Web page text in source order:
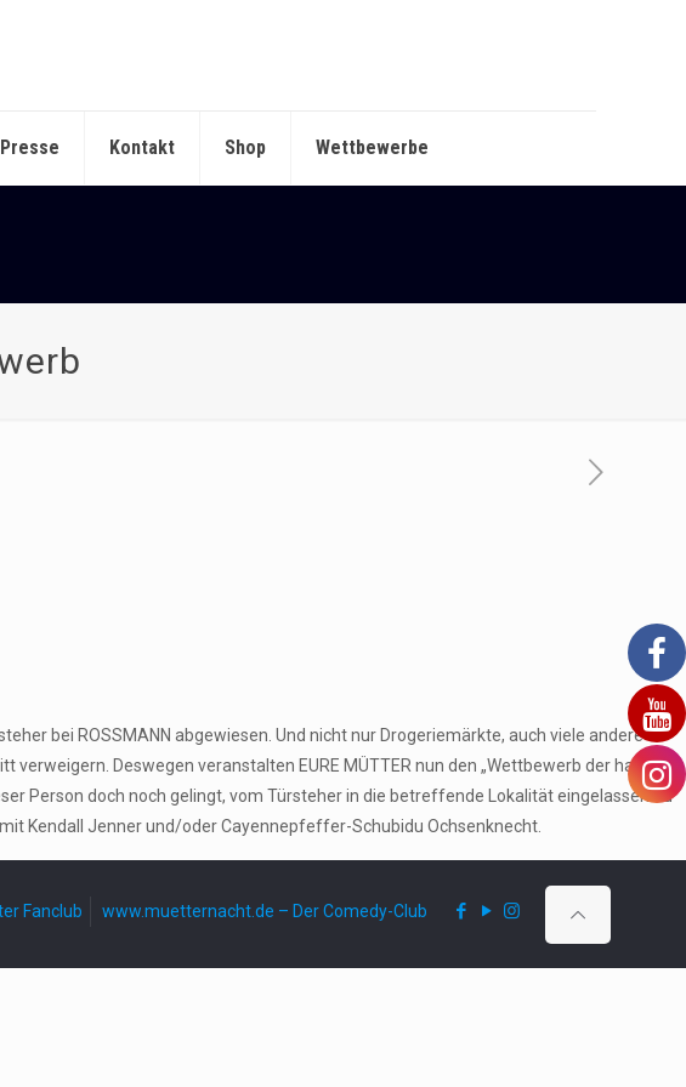
Presse Kontakt Shop Wettbewerbe
bei ROSSMANN abgewiesen. Und nicht nur Drogeriemärkte, auch viele andere
Deswegen veranstalten EURE MÜTTER nun den „Wettbewerb der harten
Person doch noch gelingt, vom Türsteher in die betreffende Lokalität eingelassen zu
Kendall Jenner und/oder Cayennepfeffer-Schubidu Ochsenknecht.
Fanclub www.muetternacht.de – Der Comedy-Club